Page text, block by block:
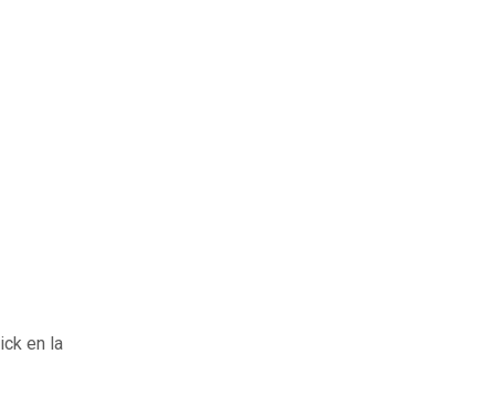
en la